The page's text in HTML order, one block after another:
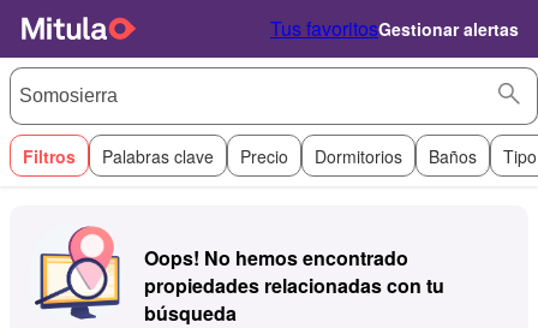
Tus favoritosGestionar alertas
Filtros Palabras clave Precio Dormitorios Baños
Oops! No hemos encontrado
propiedades relacionadas con tu
búsqueda